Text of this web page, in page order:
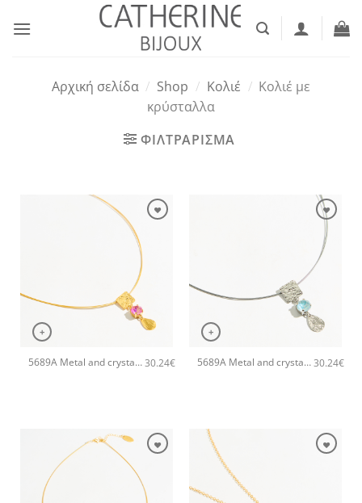
στο
Αρχική σελίδα / Shop / Κολιέ / Κολιέ με
κρύσταλλα
ΦΙΛΤΡΑΡΙΣΜΑ
+
5689A Metal and crystal shine pendant χειροποίητο κολιέ Catherine bijoux Φούξια30.24€
+
5689A Metal and crystal shine pendant χειροποίητο κολιέ Catherine bijoux Σιέλ30.24€